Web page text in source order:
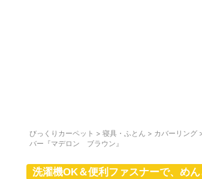
びっくりカーペット > 寝具・ふとん > カバーリング
バー『マデロン ブラウン』
洗濯機OK＆便利ファスナーで、め